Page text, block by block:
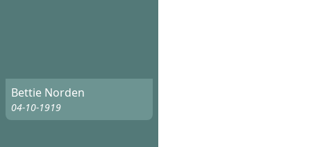
Bettie Norden
04-10-1919